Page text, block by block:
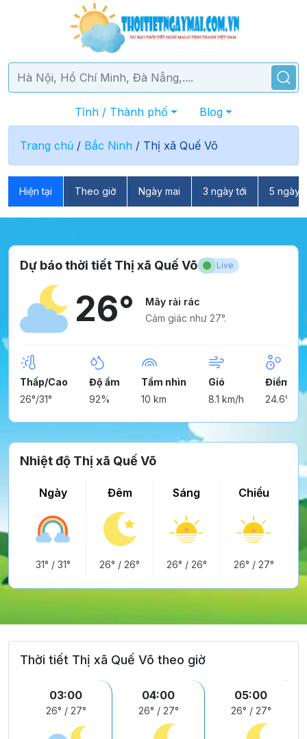
Tỉnh / Thành phố Blog
Trang chủ / Bắc Ninh / Thị xã Quế Võ
Hiện tại Theo giờ Ngày mai 3 ngày tới 5 ngày
Dự báo thời tiết Thị xã Quế Võ Live
26°
Mây rải rác
Cảm giác như 27°.
Thấp/Cao
26°/31°
Độ ẩm
92%
Tầm nhìn
10 km
Gió
8.1 km/h
Điểm
24.6°
Nhiệt độ Thị xã Quế Võ
Ngày
31° / 31°
Đêm
26° /26°
Sáng
26° / 26°
Chiều
26° / 27°
Thời tiết Thị xã Quế Võ theo giờ
03:00
26° / 27°
04:00
26° / 27°
05:00
26° / 27°